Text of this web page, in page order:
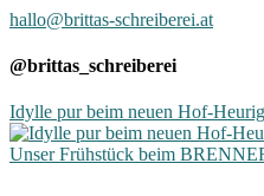
hallo@brittas-schreiberei.at
@brittas_schreiberei
Idylle pur beim neuen Hof-
Unser Frühstück beim